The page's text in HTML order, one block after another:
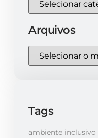
Arquivos
Tags
ambiente inclusivo